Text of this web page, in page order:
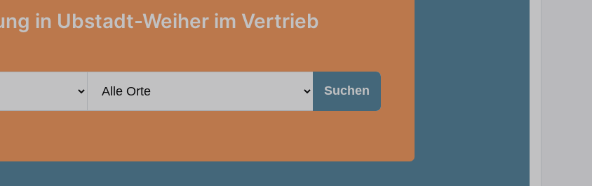
in Ubstadt-Weiher im Vertrieb
Suchen